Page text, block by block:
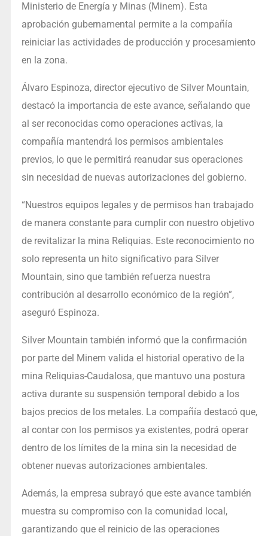
Ministerio de Energía y Minas (Minem). Esta
aprobación gubernamental permite a la compañía
reiniciar las actividades de producción y procesamiento
en la zona.
Álvaro Espinoza, director ejecutivo de Silver Mountain,
destacó la importancia de este avance, señalando que
al ser reconocidas como operaciones activas, la
compañía mantendrá los permisos ambientales
previos, lo que le permitirá reanudar sus operaciones
sin necesidad de nuevas autorizaciones del gobierno.
“Nuestros equipos legales y de permisos han trabajado
de manera constante para cumplir con nuestro objetivo
de revitalizar la mina Reliquias. Este reconocimiento no
solo representa un hito significativo para Silver
Mountain, sino que también refuerza nuestra
contribución al desarrollo económico de la región”,
aseguró Espinoza.
Silver Mountain también informó que la confirmación
por parte del Minem valida el historial operativo de la
mina Reliquias-Caudalosa, que mantuvo una postura
activa durante su suspensión temporal debido a los
bajos precios de los metales. La compañía destacó que,
al contar con los permisos ya existentes, podrá operar
dentro de los límites de la mina sin la necesidad de
obtener nuevas autorizaciones ambientales.
Además, la empresa subrayó que este avance también
muestra su compromiso con la comunidad local,
garantizando que el reinicio de las operaciones